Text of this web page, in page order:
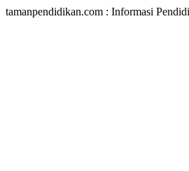
tamanpendidikan.com : Informasi